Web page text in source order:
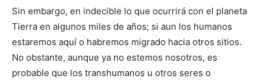
Sin embargo, en indecible lo que ocurrirá con el planeta
Tierra en algunos miles de años; si aun los humanos
estaremos aquí o habremos migrado hacia otros sitios.
No obstante, aunque ya no estemos nosotros, es
probable que los transhumanos u otros seres o